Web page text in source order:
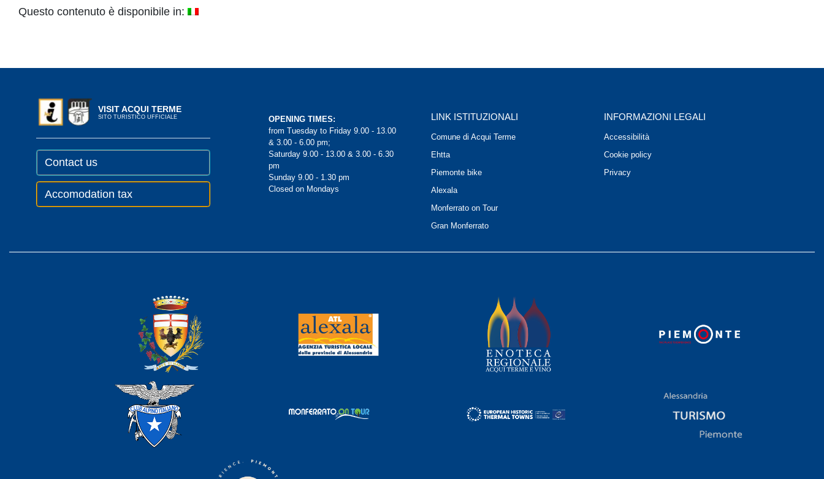
Questo contenuto è disponibile in:
VISIT ACQUI TERME
SITO TURISTICO UFFICIALE
Contact us
Accomodation tax
OPENING TIMES:
from Tuesday to Friday 9.00 - 13.00
& 3.00 - 6.00 pm;
Saturday 9.00 - 13.00 & 3.00 - 6.30
pm
Sunday 9.00 - 1.30 pm
Closed on Mondays
LINK ISTITUZIONALI
Comune di Acqui Terme
Ehtta
Piemonte bike
Alexala
Monferrato on Tour
Gran Monferrato
INFORMAZIONI LEGALI
Accessibilità
Cookie policy
Privacy